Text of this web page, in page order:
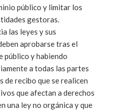
público y limitar los
gestoras.
las leyes y sus
aprobarse tras el
público y habiendo
a todas las partes
de recibo que se realicen
que afectan a derechos
una ley no orgánica y que